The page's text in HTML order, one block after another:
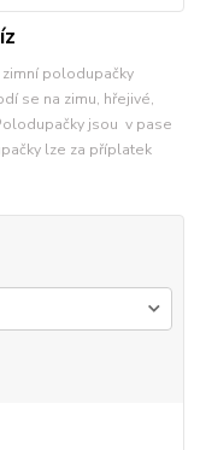
polodupačky
se na zimu, hřejivé,
jsou v pase
lze za příplatek